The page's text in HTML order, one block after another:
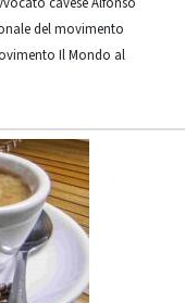
del movimento
Il Mondo al